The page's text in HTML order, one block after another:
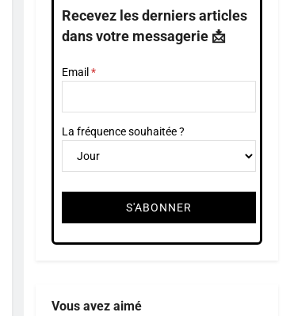
Recevez les derniers articles
dans votre messagerie 📩
Email
La fréquence souhaitée ?
Vous avez aimé